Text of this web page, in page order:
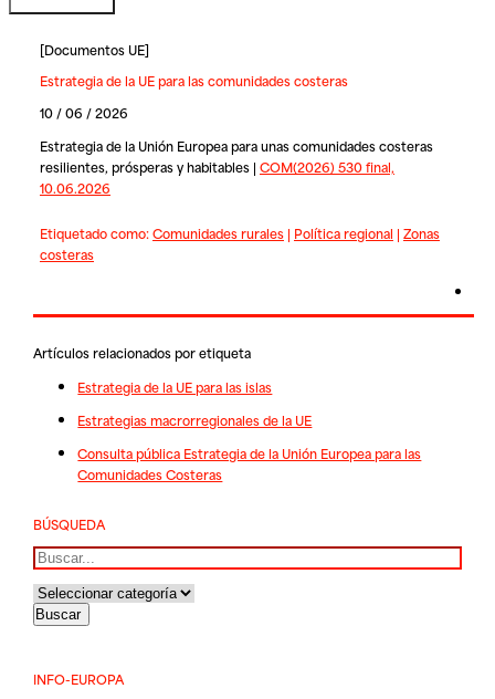
[Documentos UE]
Estrategia de la UE para las comunidades costeras
10 / 06 / 2026
Estrategia de la Unión Europea para unas comunidades costeras
resilientes, prósperas y habitables | COM(2026) 530 final,
10.06.2026
Etiquetado como:Comunidades rurales| Política regional | Zonas
costeras
Artículos relacionados por etiqueta
Estrategia de la UE para las islas
Estrategias macrorregionales de la UE
Consulta pública Estrategia de la Unión Europea para las
Comunidades Costeras
BÚSQUEDA
Buscar
INFO-EUROPA